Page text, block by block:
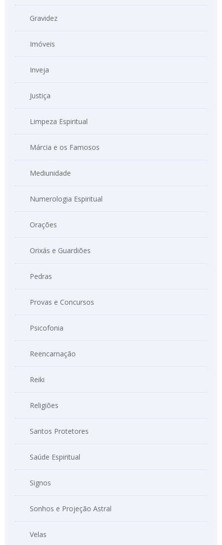
Gravidez
Imóveis
Inveja
Justiça
Limpeza Espiritual
Márcia e os Famosos
Mediunidade
Numerologia Espiritual
Orações
Orixás e Guardiões
Pedras
Provas e Concursos
Psicofonia
Reencarnação
Reiki
Religiões
Santos Protetores
Saúde Espiritual
Signos
Sonhos e Projeção Astral
Velas